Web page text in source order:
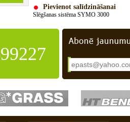
Pievienot salīdzināšanai
Slēgšanas sistēma SYMO 3000